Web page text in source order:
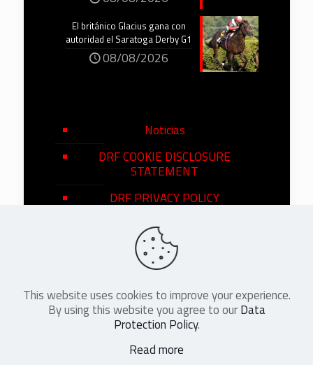
El británico Glacius gana con
autoridad el Saratoga Derby G1
08/08/2026
Noticias
DRF COOKIE DISCLOSURE
STATEMENT
DRF PRIVACY POLICY
©2026DRF en Español. All Rights
Reserved
This website uses cookies to improve your experience.
By using this website you agree to ourData
Protection Policy.
Read more